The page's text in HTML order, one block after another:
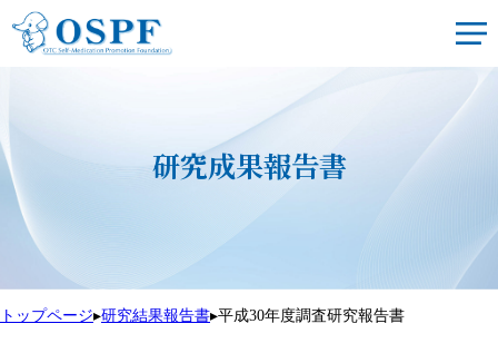
研究成果報告書
トップページ▸研究結果報告書▸平成30年度調査研究報告書